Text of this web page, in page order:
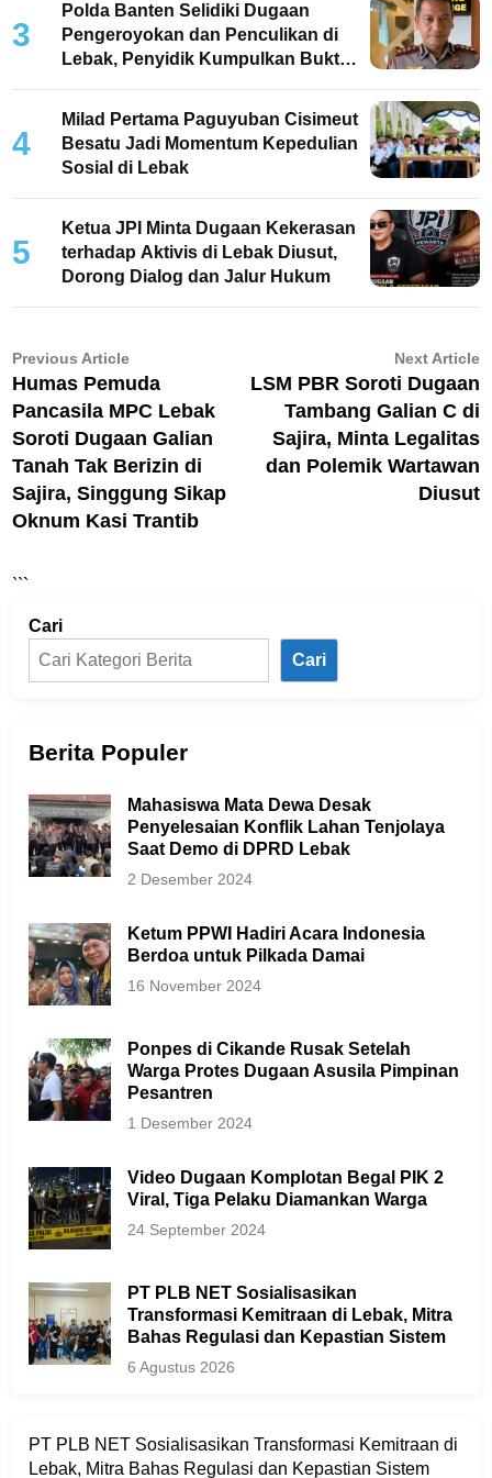
3
Polda Banten Selidiki Dugaan
Pengeroyokan dan Penculikan di
Lebak, Penyidik Kumpulkan Bukti
4
Milad Pertama Paguyuban Cisimeut
Besatu Jadi Momentum Kepedulian
Sosial di Lebak
5
Ketua JPI Minta Dugaan Kekerasan
terhadap Aktivis di Lebak Diusut,
Dorong Dialog dan Jalur Hukum
Navigasi
pos
Previous ArticlePrevious
article:
Humas Pemuda
Pancasila MPC Lebak
Soroti Dugaan Galian
Tanah Tak Berizin di
Sajira, Singgung Sikap
Oknum Kasi Trantib
Next Article
LSM PBR Soroti Dugaan
Tambang Galian C di
Sajira, Minta Legalitas
dan Polemik Wartawan
Diusut
```
Cari
Cari
Berita Populer
Mahasiswa Mata Dewa Desak
Penyelesaian Konflik Lahan Tenjolaya
Saat Demo di DPRD Lebak
2 Desember 2024
Ketum PPWI Hadiri Acara Indonesia
Berdoa untuk Pilkada Damai
16 November 2024
Ponpes di Cikande Rusak Setelah
Warga Protes Dugaan Asusila Pimpinan
Pesantren
1 Desember 2024
Video Dugaan Komplotan Begal PIK 2
Viral, Tiga Pelaku Diamankan Warga
24 September 2024
PT PLB NET Sosialisasikan
Transformasi Kemitraan di Lebak, Mitra
Bahas Regulasi dan Kepastian Sistem
6 Agustus 2026
PT PLB NET Sosialisasikan Transformasi Kemitraan di
Lebak, Mitra Bahas Regulasi dan Kepastian Sistem